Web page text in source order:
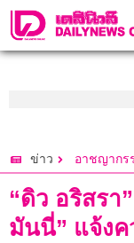
ข่าว อาชญากร
“ดิว อริสรา
มันนี่” แจ้ง